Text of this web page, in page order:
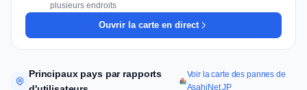
plusieurs endroits
Ouvrir la carte en direct
Principaux pays par rapports
Voir la carte des pannes de
AsahiNet JP